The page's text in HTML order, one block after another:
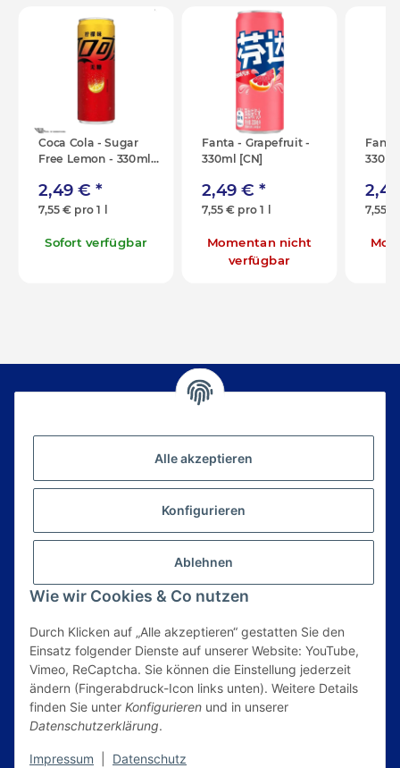
Alle akzeptieren
Konfigurieren
Ablehnen
Wie wir Cookies & Co nutzen
Durch Klicken auf „Alle akzeptieren“ gestatten Sie den
Einsatz folgender Dienste auf unserer Website: YouTube,
Vimeo, ReCaptcha. Sie können die Einstellung jederzeit
ändern (Fingerabdruck-Icon links unten). Weitere Details
finden Sie unter Konfigurieren und in unserer
Datenschutzerklärung.
Impressum Datenschutz
Coca Cola - Sugar
Free Lemon - 330ml
2,49 €*
7,55 € pro 1 l
Sofort verfügbar
Fanta - Grapefruit -
330ml [CN]
2,49 €*
7,55 € pro 1 l
Momentan nicht
verfügbar
7,55
Newsletter Abonnieren
Bitte senden Sie mir entsprechend Ihrer
Datenschutzerklärungregelmäßig und jederzeit
widerruflich Informationen zu Ihrem
Informationen
Gesetzliche Informationen